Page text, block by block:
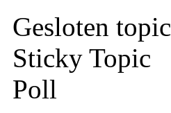
Gesloten topic
Sticky Topic
Poll